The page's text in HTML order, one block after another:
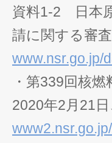
資料1-2 日本
請に関する審
www.nsr.go.jp/
・第339回核
2020年2月21